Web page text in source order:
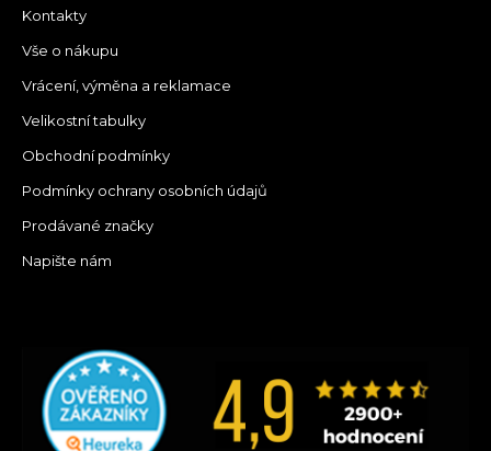
Kontakty
Vše o nákupu
Vrácení, výměna a reklamace
Velikostní tabulky
Obchodní podmínky
Podmínky ochrany osobních údajů
Prodávané značky
Napište nám